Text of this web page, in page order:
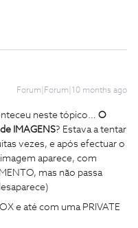
Forum|Forum|10 months ago
neste tópico… O
IMAGENS? Estava a tentar
vezes, e após efectuar o
aparece, com
mas não passa
e até com uma PRIVATE